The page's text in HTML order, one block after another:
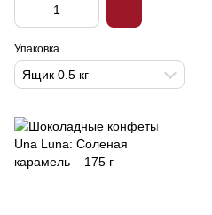
Упаковка
Ящик 0.5 кг